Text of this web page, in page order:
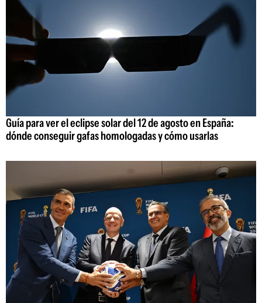
Guía para ver el eclipse solar del 12 de agosto en España:
dónde conseguir gafas homologadas y cómo usarlas